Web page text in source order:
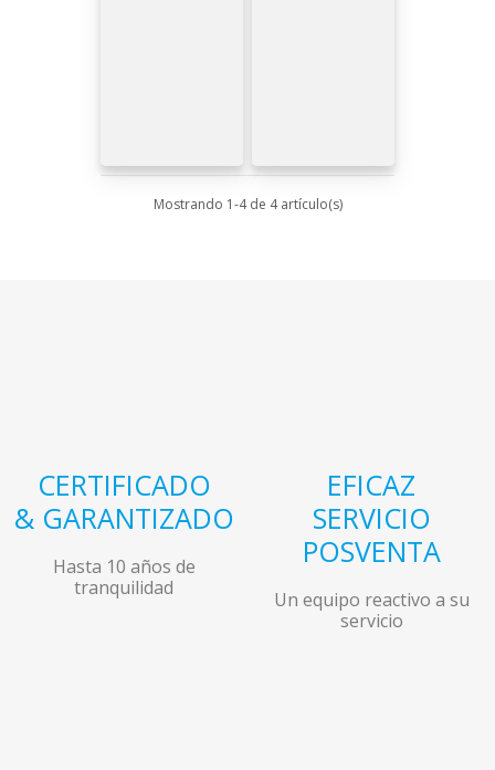
Mostrando 1-4 de 4 artículo(s)
CERTIFICADO
& GARANTIZADO
Hasta 10 años de
tranquilidad
EFICAZ
SERVICIO
POSVENTA
Un equipo reactivo a su
servicio